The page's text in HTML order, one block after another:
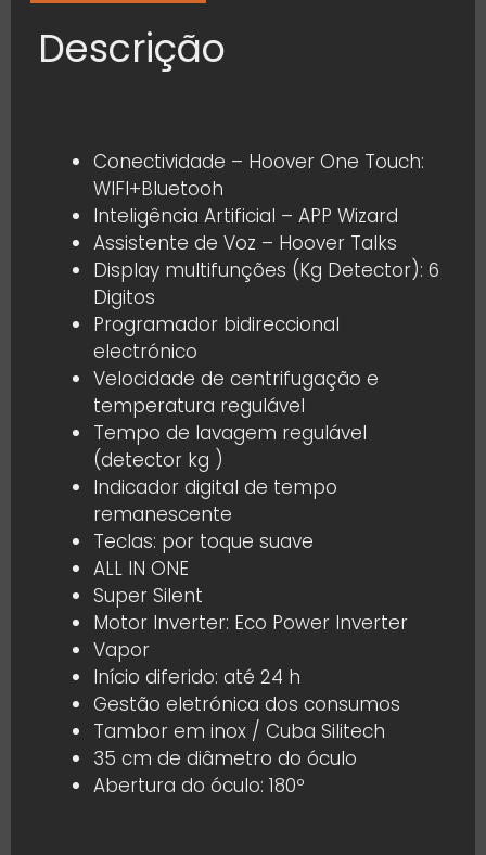
Descrição
Conectividade – Hoover One Touch:
WIFI+Bluetooh
Inteligência Artificial – APP Wizard
Assistente de Voz – Hoover Talks
Display multifunções (Kg Detector): 6
Digitos
Programador bidireccional
electrónico
Velocidade de centrifugação e
temperatura regulável
Tempo de lavagem regulável
(detector kg )
Indicador digital de tempo
remanescente
Teclas: por toque suave
ALL IN ONE
Super Silent
Motor Inverter: Eco Power Inverter
Vapor
Início diferido: até 24 h
Gestão eletrónica dos consumos
Tambor em inox / Cuba Silitech
35 cm de diâmetro do óculo
Abertura do óculo: 180º